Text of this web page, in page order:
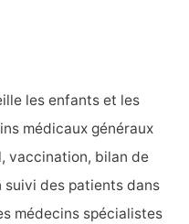
les enfants et les
médicaux généraux
vaccination, bilan de
suivi des patients dans
médecins spécialistes